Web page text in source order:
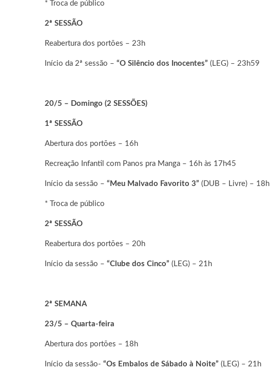
* Troca de público
2ª SESSÃO
Reabertura dos portões – 23h
Início da 2ª sessão – “O Silêncio dos Inocentes” (LEG) – 23h59
20/5 – Domingo (2 SESSÕES)
1ª SESSÃO
Abertura dos portões – 16h
Recreação Infantil com Panos pra Manga – 16h às 17h45
Início da sessão – “Meu Malvado Favorito 3” (DUB – Livre) – 18h
* Troca de público
2ª SESSÃO
Reabertura dos portões – 20h
Início da sessão – “Clube dos Cinco” (LEG) – 21h
2ª SEMANA
23/5 – Quarta-feira
Abertura dos portões – 18h
Início da sessão- “Os Embalos de Sábado à Noite” (LEG) – 21h